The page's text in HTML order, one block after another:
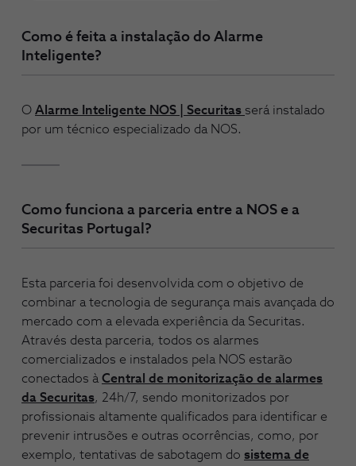
Como é feita a instalação do Alarme
Inteligente?
O Alarme Inteligente NOS | Securitas será instalado
por um técnico especializado da NOS.
Como funciona a parceria entre a NOS e a
Securitas Portugal?
Esta parceria foi desenvolvida com o objetivo de
combinar a tecnologia de segurança mais avançada do
mercado com a elevada experiência da Securitas.
Através desta parceria, todos os alarmes
comercializados e instalados pela NOS estarão
conectados à Central de monitorização de alarmes
da Securitas, 24h/7, sendo monitorizados por
profissionais altamente qualificados para identificar e
prevenir intrusões e outras ocorrências, como, por
exemplo, tentativas de sabotagem do sistema de